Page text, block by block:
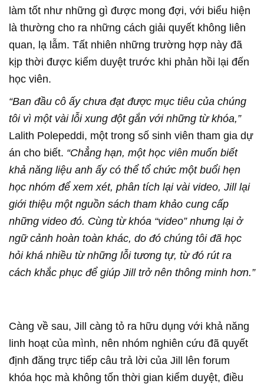
làm tốt như những gì được mong đợi, với biểu hiện
là thường cho ra những cách giải quyết không liên
quan, lạ lẫm. Tất nhiên những trường hợp này đã
kịp thời được kiểm duyệt trước khi phản hồi lại đến
học viên.
“Ban đầu cô ấy chưa đạt được mục tiêu của chúng
tôi vì một vài lỗi xung đột gắn với những từ khóa,”
Lalith Polepeddi, một trong số sinh viên tham gia dự
án cho biết. “Chẳng hạn, một học viên muốn biết
khả năng liệu anh ấy có thể tổ chức một buổi hẹn
học nhóm để xem xét, phân tích lại vài video, Jill lại
giới thiệu một nguồn sách tham khảo cung cấp
những video đó. Cùng từ khóa “video” nhưng lại ở
ngữ cảnh hoàn toàn khác, do đó chúng tôi đã học
hỏi khá nhiều từ những lỗi tương tự, từ đó rút ra
cách khắc phục để giúp Jill trở nên thông minh hơn.”
Càng về sau, Jill càng tỏ ra hữu dụng với khả năng
linh hoạt của mình, nên nhóm nghiên cứu đã quyết
định đăng trực tiếp câu trả lời của Jill lên forum
khóa học mà không tốn thời gian kiểm duyệt, điều